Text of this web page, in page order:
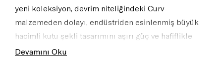
yeni koleksiyon, devrim niteliğindeki Curv
malzemeden dolayı, endüstriden esinlenmiş büyük
hacimli kutu şekli tasarımını aşırı güç ve hafiflikle
birleştiriyor.
Devamını Oku